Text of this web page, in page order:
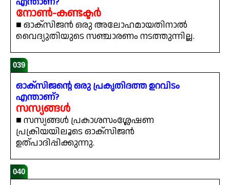
നോൺ-കണ്ടക്ടർ
■ ഓക്സിജൻ ഒരു അലോഹമായതിനാൽ
വൈദ്യുതിയുടെ സഞ്ചാരണം നടത്തുന്നില്ല.
039
ഓക്സിജന്റെ ഒരു പ്രകൃതിദത്ത ഉറവിടം
എന്താണ്?
സസ്യങ്ങൾ
■ സസ്യങ്ങൾ പ്രകാശസംശ്ലേഷണ
പ്രക്രിയയിലൂടെ ഓക്സിജൻ
ഉത്പാദിപ്പിക്കുന്നു.
040